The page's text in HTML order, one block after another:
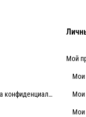
Политика конфиденциальности
Мой
Мои
Мои
Мои